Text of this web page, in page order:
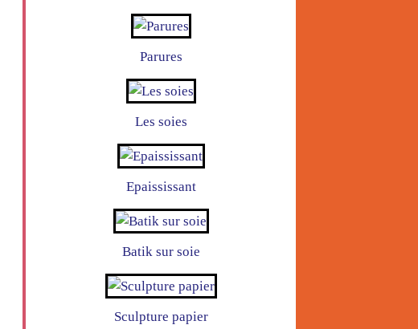
Parures
Les soies
Epaississant
Batik sur soie
Sculpture papier